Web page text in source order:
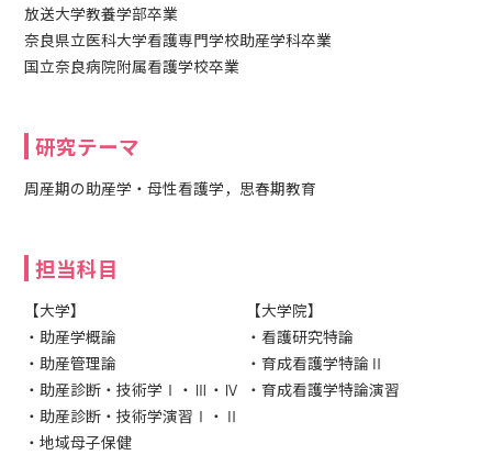
放送大学教養学部卒業
奈良県立医科大学看護専門学校助産学科卒業
国立奈良病院附属看護学校卒業
研究テーマ
周産期の助産学・母性看護学，思春期教育
担当科目
【大学】
・助産学概論
・助産管理論
・助産診断・技術学Ⅰ・Ⅲ・Ⅳ
・助産診断・技術学演習Ⅰ・Ⅱ
・地域母子保健
【大学院】
・看護研究特論
・育成看護学特論Ⅱ
・育成看護学特論演習